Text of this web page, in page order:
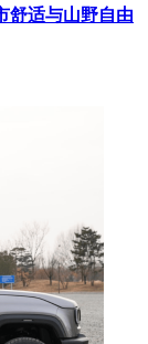
舒适与山野自由